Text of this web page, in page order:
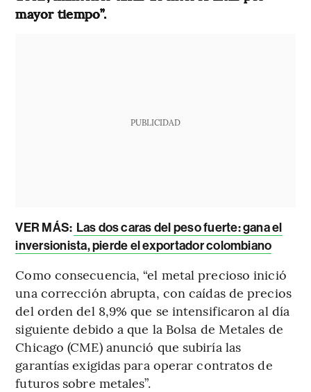
mayor tiempo”.
PUBLICIDAD
VER MÁS: Las dos caras del peso fuerte: gana el
inversionista, pierde el exportador colombiano
Como consecuencia, “el metal precioso inició
una corrección abrupta, con caídas de precios
del orden del 8,9% que se intensificaron al día
siguiente debido a que la Bolsa de Metales de
Chicago (CME) anunció que subiría las
garantías exigidas para operar contratos de
futuros sobre metales”.